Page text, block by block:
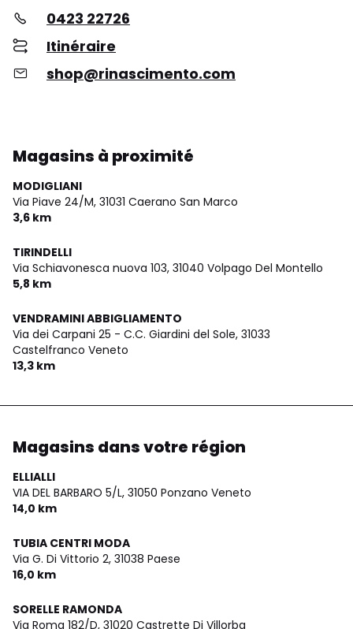
0423 22726
Itinéraire
shop@rinascimento.com
Magasins à proximité
MODIGLIANI
Via Piave 24/M, 31031 Caerano San Marco
3,6 km
TIRINDELLI
Via Schiavonesca nuova 103, 31040 Volpago Del Montello
5,8 km
VENDRAMINI ABBIGLIAMENTO
Via dei Carpani 25 - C.C. Giardini del Sole, 31033
Castelfranco Veneto
13,3 km
Magasins dans votre région
ELLIALLI
VIA DEL BARBARO 5/L, 31050 Ponzano Veneto
14,0 km
TUBIA CENTRI MODA
Via G. Di Vittorio 2, 31038 Paese
16,0 km
SORELLE RAMONDA
Via Roma 182/D, 31020 Castrette Di Villorba